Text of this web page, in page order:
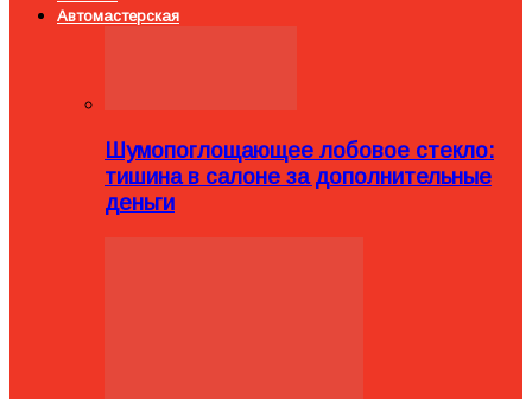
Автомастерская
Шумопоглощающее лобовое стекло:
тишина в салоне за дополнительные
деньги